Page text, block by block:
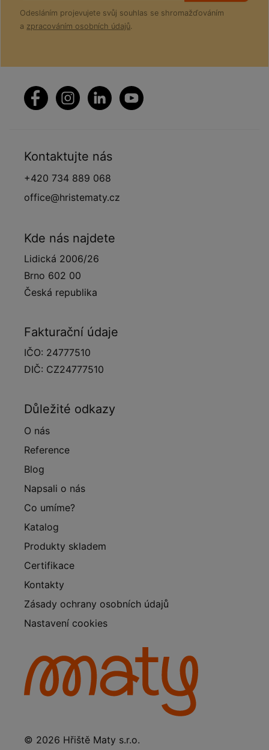
Odesláním projevujete svůj souhlas se shromažďováním
a zpracováním osobních údajů.
Kontaktujte nás
+420 734 889 068
office@hristematy.cz
Kde nás najdete
Lidická 2006/26
Brno 602 00
Česká republika
Fakturační údaje
IČO: 24777510
DIČ: CZ24777510
Důležité odkazy
O nás
Reference
Blog
Napsali o nás
Co umíme?
Katalog
Produkty skladem
Certifikace
Kontakty
Zásady ochrany osobních údajů
Nastavení cookies
© 2026 Hřiště Maty s.r.o.